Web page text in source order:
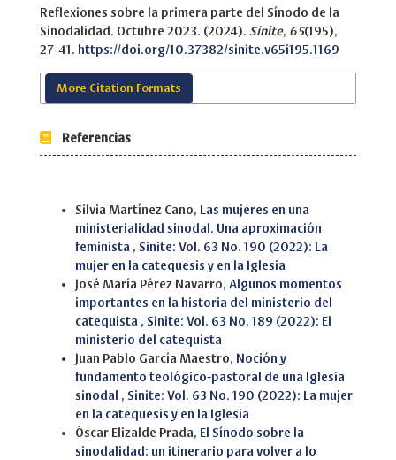
Reflexiones sobre la primera parte del Sínodo de la
Sinodalidad. Octubre 2023. (2024). Sinite, 65(195),
27-41. https://doi.org/10.37382/sinite.v65i195.1169
More Citation Formats
Referencias
Silvia Martínez Cano,
Las mujeres en una
ministerialidad sinodal. Una aproximación
feminista , Sinite: Vol. 63 No. 190 (2022): La
mujer en la catequesis y en la Iglesia
José María Pérez Navarro, Algunos momentos
importantes en la historia del ministerio del
catequista , Sinite: Vol. 63 No. 189 (2022): El
ministerio del catequista
Juan Pablo García Maestro, Noción y
fundamento teológico-pastoral de una Iglesia
sinodal , Sinite: Vol. 63 No. 190 (2022): La mujer
en la catequesis y en la Iglesia
Óscar Elizalde Prada, El Sínodo sobre la
sinodalidad: un itinerario para volver a lo